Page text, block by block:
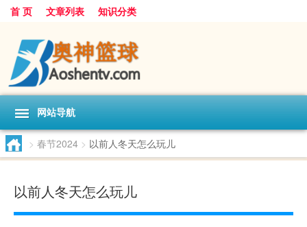
首 页 文章列表 知识分类
网站导航
> 春节2024 > 以前人冬天怎么玩儿
以前人冬天怎么玩儿